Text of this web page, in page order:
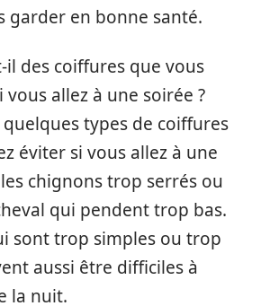
garder en bonne santé.
il des coiffures que vous
allez à une soirée ?
quelques types de coiffures
éviter si vous allez à une
chignons trop serrés ou
qui pendent trop bas.
sont trop simples ou trop
aussi être difficiles à
la nuit.